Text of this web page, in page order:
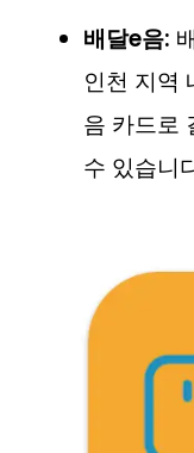
배달e음:
인천 지역
음 카드로
수 있습니